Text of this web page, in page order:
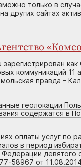
только в
других сайтах
зарегистрирован
коммуникаций
правда –
геолокации
содержатся в
оплаты услуг по
в период
девятого
58967 от